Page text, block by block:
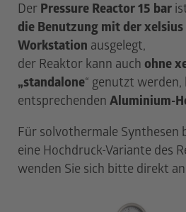
KNOW HOW
APPLIKATION NOTES
PRAXISBEISPIELE
NEVOLAB
ANALYTICA 26
ÜBER UNS
DOWNLOADS
KONTAKT
Der Pressure Reactor 15 bar
die Benutzung mit der
Workstation ausgelegt,
der Reaktor kann auch ohne
„standalone“ genutzt
entsprechenden Aluminium-
Für solvothermale Synthesen
eine Hochdruck-Variante des
wenden Sie sich bitte direkt